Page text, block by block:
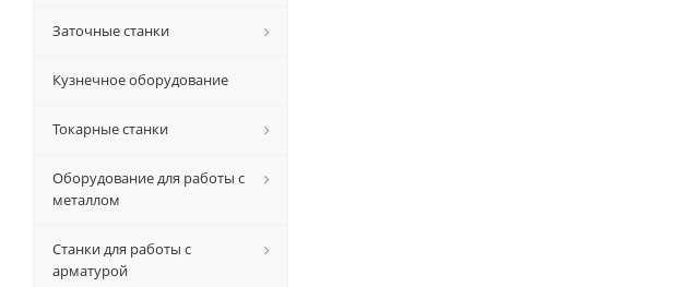
Заточные станки
Кузнечное оборудование
Токарные станки
Оборудование для работы с
металлом
Станки для работы с
арматурой